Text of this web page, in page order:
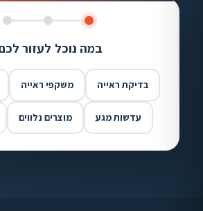
במה נוכל לעזור
בדיקת ראייה משקפי ראייה
עדשות מגע מוצרים נלווים